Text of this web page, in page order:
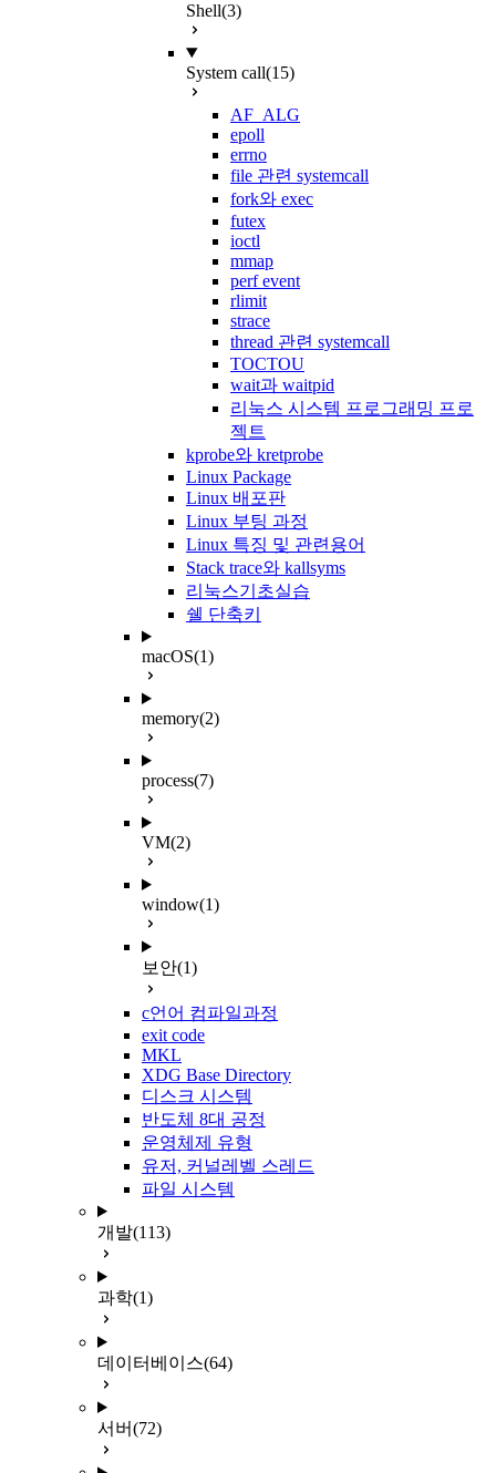
Shell(3)
System call(15)
AF_ALG
epoll
errno
file 관련 systemcall
fork와 exec
futex
ioctl
mmap
perf event
rlimit
strace
thread 관련 systemcall
TOCTOU
wait과 waitpid
리눅스 시스템 프로그래밍 프로
젝트
kprobe와 kretprobe
Linux Package
Linux 배포판
Linux 부팅 과정
Linux 특징 및 관련용어
Stack trace와 kallsyms
리눅스기초실습
쉘 단축키
macOS(1)
memory(2)
process(7)
VM(2)
window(1)
보안(1)
c언어 컴파일과정
exit code
MKL
XDG Base Directory
디스크 시스템
반도체 8대 공정
운영체제 유형
유저, 커널레벨 스레드
파일 시스템
개발(113)
과학(1)
데이터베이스(64)
서버(72)